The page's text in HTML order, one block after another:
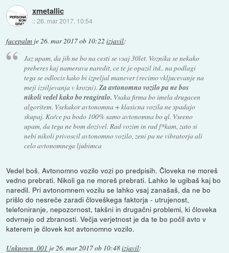
xmetallic
::26. mar 2017, 10:54
facepalm je26. mar 2017 ob 10:22 izjavil:
Jaz upam, da jih ne bo na cesti se vsaj 30let. Voznika se nekako
preberes kaj namerava naredit, ce te je opazil itd.. na podlagi
tega se odlocis kako bi izpeljal manever (recimo vkljucevanje na
meji izsiljevanja v krozni). Za avtonomno vozilo pa ne bos
nikoli vedel kako bo reagiralo. Vsaka firma bo imela drugacen
algoritem. Vsekakor avtonomna + klasicna vozila ne spadajo
skupaj. Ko/ce pa bodo 100% samo avtonomna bo ql. Vseeno
upam, da tega ne bom dozivel. Rad vozim in rad f*kam, zato si
nebi nikoli privoscil avtonomno vozilo, zeni pa ne vibratorja ali
celo avtonomnega ljubimca
Vedel boš. Avtonomno vozilo vozi po predpisih. Človeka ne moreš
vedno prebrati. Nikoli ga ne moreš prebrati. Lahko le ugibaš kaj bo
naredil. Pri avtonomnem vozilu se lahko vsaj zanašaš, da ne bo
prišlo do nesreče zaradi človeškega faktorja - utrujenost,
telefoniranje, nepozornost, takšni in drugačni problemi, ki človeka
odvrnejo od zbranosti. Večja verjetnost je da te bo počil avto v
katerem je človek kot avtonomno vozilo.
Unknown_001 je26. mar 2017 ob 10:48izjavil: